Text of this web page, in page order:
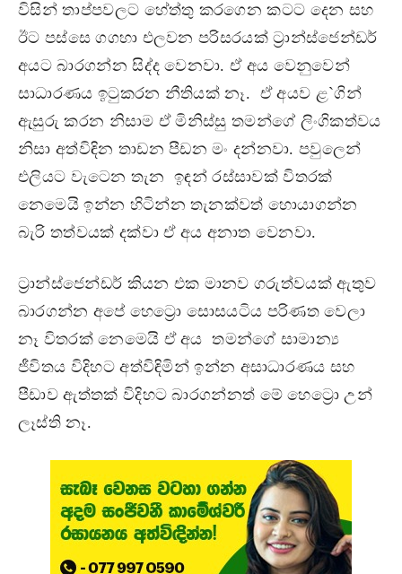
විසින් තාප්පවලට හේත්තු කරගෙන කටට දෙන සහ
ඊට පස්සෙ ගගහා එලවන පරිසරයක් ට‍්‍රාන්ස්ජෙන්ඩර්
අයට බාරගන්න සිද්ද වෙනවා. ඒ අය වෙනුවෙන්
සාධාරණය ඉටුකරන නීතියක් නෑ. ඒ අයව ළ`ගින්
ඇසුරු කරන නිසාම ඒ මිනිස්සු තමන්ගේ ලිංගිකත්වය
නිසා අත්විඳින තාඩන පීඩන මං දන්නවා. පවුලෙන්
එලියට වැටෙන තැන ඉඳන් රස්සාවක් විතරක්
නෙමෙයි ඉන්න හිටින්න තැනක්වත් හොයාගන්න
බැරි තත්වයක් දක්වා ඒ අය අනාත වෙනවා.
ට‍්‍රාන්ස්ජෙන්ඩර් කියන එක මානව ගරුත්වයක් ඇතුව
බාරගන්න අපේ හෙට්‍රො සොසයටිය පරිණත වෙලා
නෑ විතරක් නෙමෙයි ඒ අය තමන්ගේ සාමාන්‍ය
ජීවිතය විදිහට අත්විඳිමින් ඉන්න අසාධාරණය සහ
පීඩාව ඇත්තක් විදිහට බාරගන්නත් මේ හෙට්‍රො උන්
ලෑස්ති නෑ.